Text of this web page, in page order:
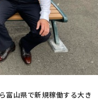
富山県で新規稼働する大き